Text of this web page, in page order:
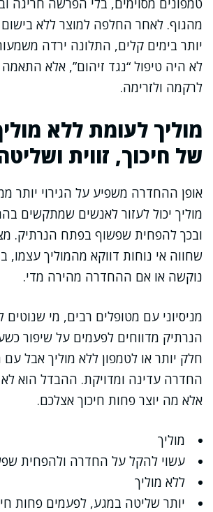
טמפונים מסוימים, בלי הפרשה חריגה
מהגוף. לאחר החלפה למוצר ללא בישום
יותר בימים קלים, התלונה ירדה
לא היה טיפול “נגד זיהום”, אלא
לרקמה ולזרימה.
מוליך לעומת ללא
של חיכוך, זווית
אופן ההחדרה משפיע על הגירוי יותר
מוליך יכול לעזור לאנשים שמתקשים
ובכך להפחית שפשוף בפתח הנרתיק.
שחווה אי נוחות דווקא מהמוליך עצמו,
נוקשה או אם ההחדרה מהירה מדי.
מניסיוני עם מטופלים רבים, מי שנוטים
הנרתיק מדווחים לפעמים על שיפור
חלק יותר או לטמפון ללא מוליך אבל
החדרה עדינה ומדויקת. ההבדל הוא לא
אלא מה יוצר פחות חיכוך אצלכם.
מוליך
עשוי להקל על החדרה ולהפחית
ללא מוליך
יותר שליטה במגע, לפעמים פחות